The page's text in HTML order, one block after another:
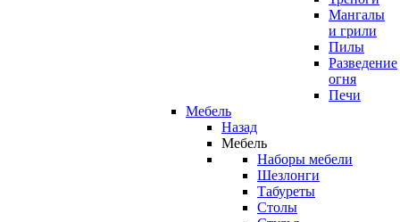
Мангалы
и грили
Пилы
Разведение
огня
Печи
Мебель
Назад
Мебель
Наборы мебели
Шезлонги
Табуреты
Столы